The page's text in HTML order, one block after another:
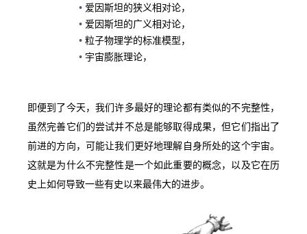
爱因斯坦的狭义相对论，
爱因斯坦的广义相对论，
粒子物理学的标准模型，
宇宙膨胀理论，
即便到了今天，我们许多最好的理论都有类似的不完整性，
虽然完善它们的尝试并不总是能够取得成果，但它们指出了
前进的方向，可能让我们更好地理解自身所处的这个宇宙。
这就是为什么不完整性是一个如此重要的概念，以及它在历
史上如何导致一些有史以来最伟大的进步。